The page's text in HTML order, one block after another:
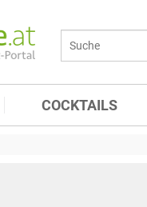
COCKTAILS